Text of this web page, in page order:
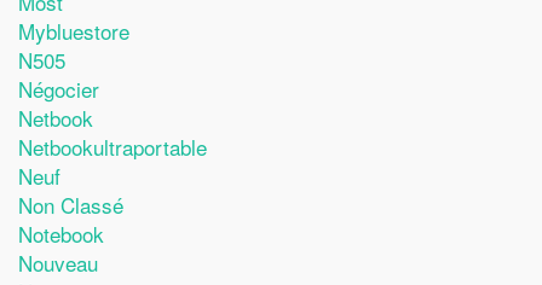
Mybluestore
N505
Négocier
Netbook
Netbookultraportable
Neuf
Non Classé
Notebook
Nouveau